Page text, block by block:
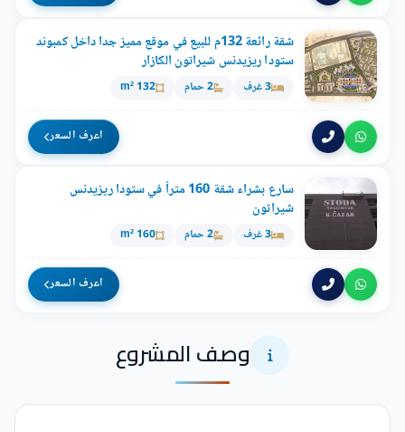
شقة رائعة 132م للبيع في موقع مميز جدا داخل كمبوند
ستودا ريزيدنس شيراتون الكازار
3 غرف 2 حمام 132 m²
اعرف السعر
سارع بشراء شقة 160 متراً في ستودا ريزيدنس
شيراتون
3 غرف 2 حمام 160 m²
اعرف السعر
وصف المشروع